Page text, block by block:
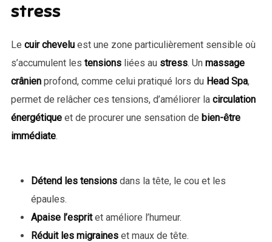
stress
Le cuir cheveluest une zone particulièrement sensible où
s’accumulent les tensionsliées au stress. Un massage
crânienprofond, comme celui pratiqué lors du Head Spa,
permet de relâcher ces tensions, d’améliorer la circulation
énergétiqueet de procurer une sensation de bien-être
immédiate.
Détend les tensionsdans la tête, le cou et les
épaules.
Apaise l’espritet améliore l’humeur.
Réduit les migraineset maux de tête.